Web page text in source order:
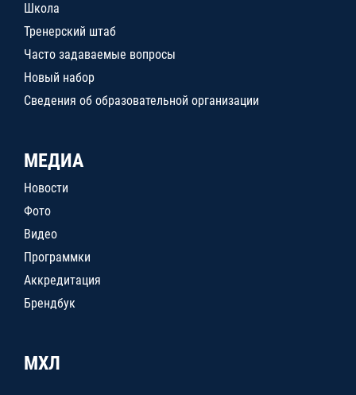
Школа
Тренерский штаб
Часто задаваемые вопросы
Новый набор
Сведения об образовательной организации
МЕДИА
Новости
Фото
Видео
Программки
Аккредитация
Брендбук
МХЛ